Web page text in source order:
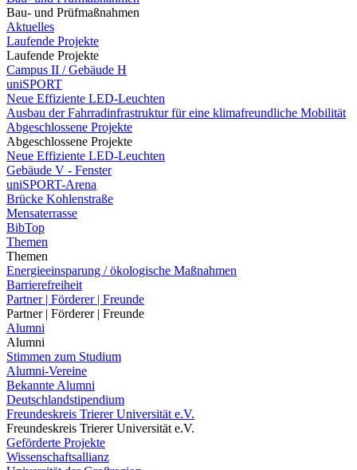
Bau- und Prüfmaßnahmen
Aktuelles
Laufende Projekte
Laufende Projekte
Campus II / Gebäude H
uniSPORT
Neue Effiziente LED-Leuchten
Ausbau der Fahrradinfrastruktur für eine klimafreundliche Mobilität
Abgeschlossene Projekte
Abgeschlossene Projekte
Neue Effiziente LED-Leuchten
Gebäude V - Fenster
uniSPORT-Arena
Brücke Kohlenstraße
Mensaterrasse
BibTop
Themen
Themen
Energieeinsparung / ökologische Maßnahmen
Barrierefreiheit
Partner | Förderer | Freunde
Partner | Förderer | Freunde
Alumni
Alumni
Stimmen zum Studium
Alumni-Vereine
Bekannte Alumni
Deutschlandstipendium
Freundeskreis Trierer Universität e.V.
Freundeskreis Trierer Universität e.V.
Geförderte Projekte
Wissenschaftsallianz